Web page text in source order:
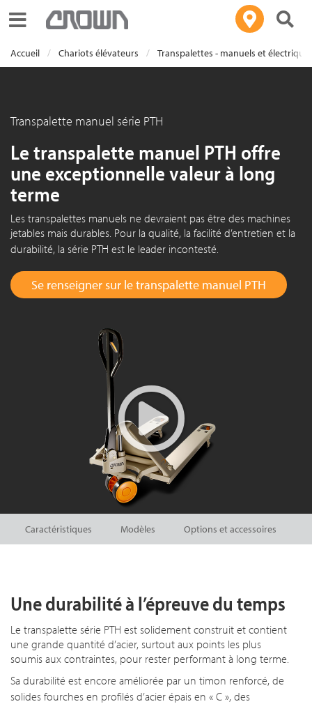
Toggle navigation
Accueil Chariots élévateurs Transpalettes - manuels et
Transpalette manuel série PTH
Le transpalette manuel PTH offre
une exceptionnelle valeur à long
terme
Les transpalettes manuels ne devraient pas être des machines
jetables mais durables. Pour la qualité, la facilité d’entretien et la
durabilité, la série PTH est le leader incontesté.
Se renseigner sur le transpalette manuel PTH
Caractéristiques Modèles Options et accessoires
Une durabilité à l’épreuve du temps
Le transpalette série PTH est solidement construit et contient
une grande quantité d’acier, surtout aux points les plus
soumis aux contraintes, pour rester performant à long terme.
Sa durabilité est encore améliorée par un timon renforcé, de
solides fourches en profilés d’acier épais en « C », des